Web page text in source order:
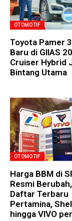
OTOMOTIF
Toyota Pamer
Baru di GIIAS
Cruiser Hybrid
Bintang Utama
OTOMOTIF
Harga BBM di
Resmi
Daftar Terbaru
Pertamina,
hingga VIVO